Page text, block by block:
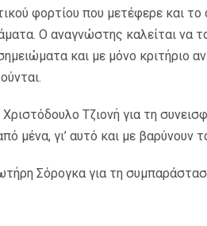
φορτίου που μετέφερε και
Ο αναγνώστης καλείται να
και με μόνο κριτήριο
Τζιονή για τη
μένα, γι’ αυτό και με βαρύνουν
Σόρογκα για τη